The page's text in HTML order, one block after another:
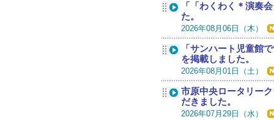
「「わくわく＊演奏
た。
2026年08月06日（木）
「サンハート児童館
を掲載しました。
2026年08月01日（土）
市原中央ロータリー
だきました。
2026年07月29日（水）